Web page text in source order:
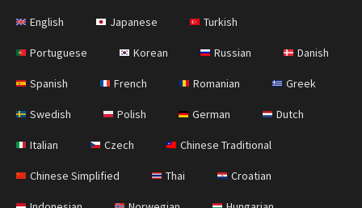
English Japanese Turkish
Portuguese Korean Russian Danish
Spanish French Romanian Greek
Swedish Polish German Dutch
Italian Czech Chinese Traditional
Chinese Simplified Thai Croatian